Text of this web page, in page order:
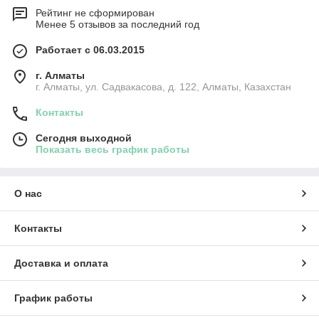
Рейтинг не сформирован
Менее 5 отзывов за последний год
Работает с 06.03.2015
г. Алматы
г. Алматы, ул. Садвакасова, д. 122, Алматы, Казахстан
Контакты
Сегодня выходной
Показать весь график работы
О нас
Контакты
Доставка и оплата
График работы